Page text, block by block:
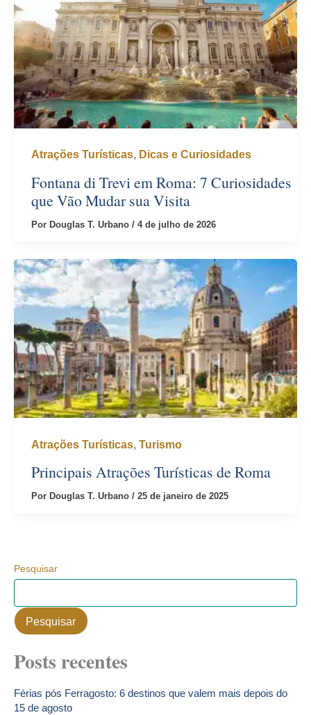
Atrações Turísticas, Dicas e Curiosidades
Fontana di Trevi em Roma: 7 Curiosidades
que Vão Mudar sua Visita
Por Douglas T. Urbano / 4 de julho de 2026
Atrações Turísticas, Turismo
Principais Atrações Turísticas de Roma
Por Douglas T. Urbano / 25 de janeiro de 2025
Pesquisar
Pesquisar
Posts recentes
Férias pós Ferragosto: 6 destinos que valem mais depois do
15 de agosto